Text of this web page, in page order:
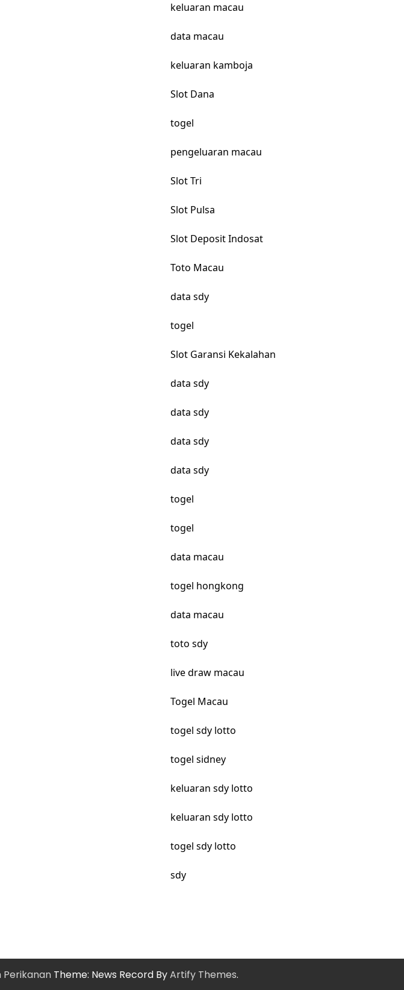
keluaran macau
data macau
keluaran kamboja
Slot Dana
togel
pengeluaran macau
Slot Tri
Slot Pulsa
Slot Deposit Indosat
Toto Macau
data sdy
togel
Slot Garansi Kekalahan
data sdy
data sdy
data sdy
data sdy
togel
togel
data macau
togel hongkong
data macau
toto sdy
live draw macau
Togel Macau
togel sdy lotto
togel sidney
keluaran sdy lotto
keluaran sdy lotto
togel sdy lotto
sdy
Theme: News Record ByArtify Themes.